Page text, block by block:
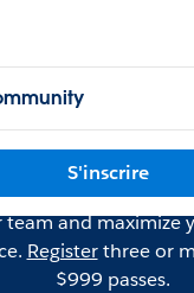
S'inscrire
team and maximize
Registerthree or
$999 passes.